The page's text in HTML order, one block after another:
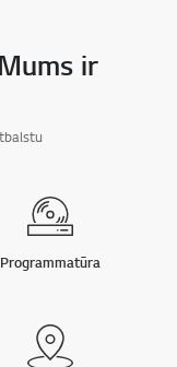
ir
Programmatūra